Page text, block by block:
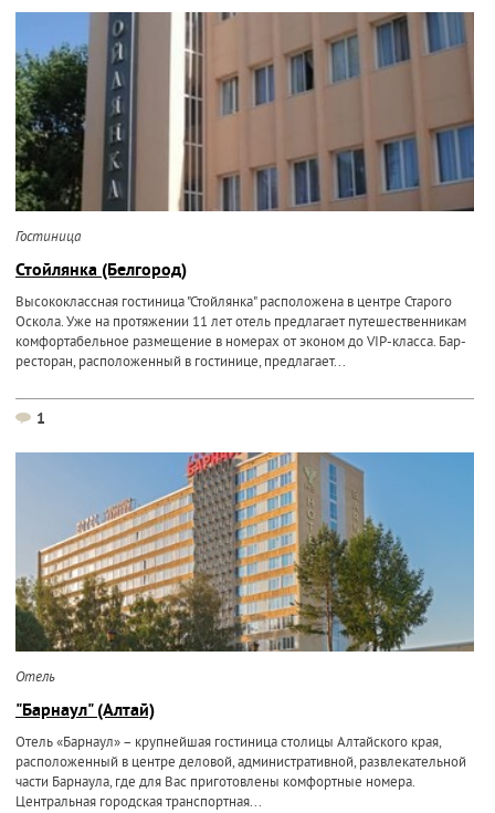
Гостиница
Стойлянка (Белгород)
Высококлассная гостиница "Стойлянка" расположена в центре Старого
Оскола. Уже на протяжении 11 лет отель предлагает путешественникам
комфортабельное размещение в номерах от эконом до VIP-класса. Бар-
ресторан, расположенный в гостинице, предлагает...
1
Отель
"Барнаул" (Алтай)
Отель «Барнаул» – крупнейшая гостиница столицы Алтайского края,
расположенный в центре деловой, административной, развлекательной
части Барнаула, где для Вас приготовлены комфортные номера.
Центральная городская транспортная...